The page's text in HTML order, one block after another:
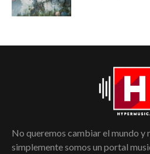
No queremos cambiar el mundo y
simplemente somos un portal